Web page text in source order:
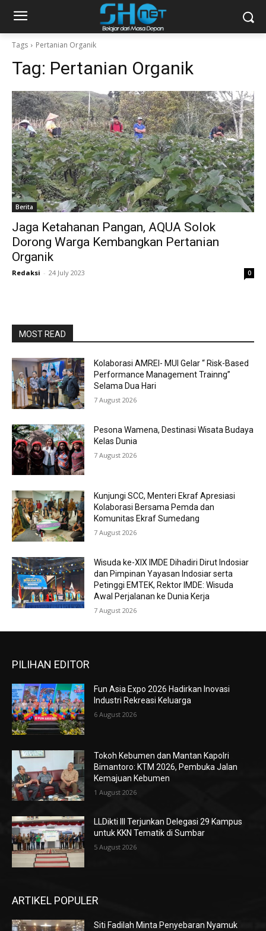
Tags Pertanian Organik
Tag: Pertanian Organik
Berita
Jaga Ketahanan Pangan, AQUA Solok
Dorong Warga Kembangkan Pertanian
Organik
Redaksi - 24 July 2023 0
MOST READ
Kolaborasi AMREI- MUI Gelar “ Risk-Based
Performance Management Trainng”
Selama Dua Hari
7 August 2026
Pesona Wamena, Destinasi Wisata Budaya
Kelas Dunia
7 August 2026
Kunjungi SCC, Menteri Ekraf Apresiasi
Kolaborasi Bersama Pemda dan
Komunitas Ekraf Sumedang
7 August 2026
Wisuda ke-XIX IMDE Dihadiri Dirut Indosiar
dan Pimpinan Yayasan Indosiar serta
Petinggi EMTEK, Rektor IMDE: Wisuda
Awal Perjalanan ke Dunia Kerja
7 August 2026
PILIHAN EDITOR
Fun Asia Expo 2026 Hadirkan Inovasi
Industri Rekreasi Keluarga
6 August 2026
Tokoh Kebumen dan Mantan Kapolri
Bimantoro: KTM 2026, Pembuka Jalan
Kemajuan Kebumen
1 August 2026
LLDikti III Terjunkan Delegasi 29 Kampus
untuk KKN Tematik di Sumbar
5 August 2026
ARTIKEL POPULER
Siti Fadilah Minta Penyebaran Nyamuk